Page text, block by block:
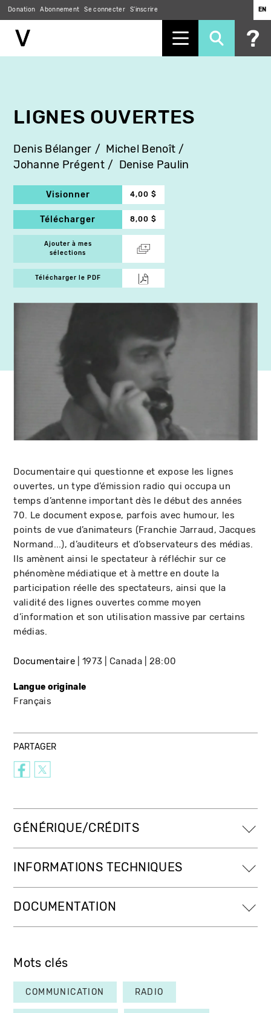
Donation Abonnement Se connecter S'inscrire EN
LIGNES OUVERTES
Denis Bélanger
Michel Benoît
Johanne Prégent
Denise Paulin
Visionner 4,00 $
Télécharger 8,00 $
Ajouter à mes
sélections
Télécharger le PDF
Documentaire qui questionne et expose les lignes
ouvertes, un type d’émission radio qui occupa un
temps d’antenne important dès le début des années
70. Le document expose, parfois avec humour, les
points de vue d’animateurs (Franchie Jarraud, Jacques
Normand...), d’auditeurs et d’observateurs des médias.
Ils amènent ainsi le spectateur à réfléchir sur ce
phénomène médiatique et à mettre en doute la
participation réelle des spectateurs, ainsi que la
validité des lignes ouvertes comme moyen
d’information et son utilisation massive par certains
médias.
Documentaire 1973 Canada 28:00
Langue originale
Français
PARTAGER
GÉNÉRIQUE/CRÉDITS
INFORMATIONS TECHNIQUES
DOCUMENTATION
Mots clés
COMMUNICATION RADIO